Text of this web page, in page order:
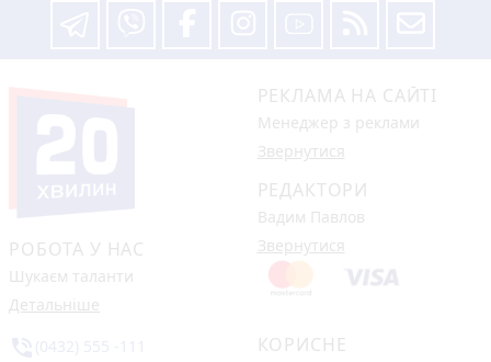
РОБОТА У НАС
Шукаєм таланти
Детальніше
РЕКЛАМА НА САЙТІ
Менеджер з реклами
Звернутися
РЕДАКТОРИ
Вадим Павлов
Звернутися
КОРИСНЕ